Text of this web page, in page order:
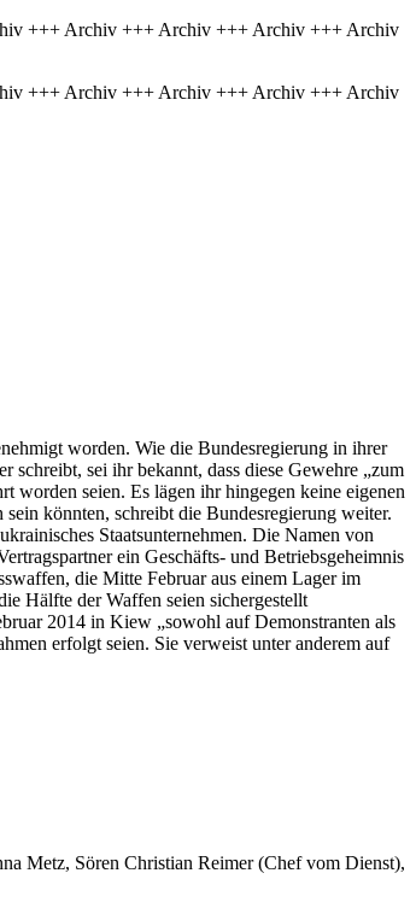
+++ Archiv +++ Archiv +++ Archiv +++ Archiv
+++ Archiv +++ Archiv +++ Archiv +++ Archiv
worden. Wie die Bundesregierung in ihrer
schreibt, sei ihr bekannt, dass diese Gewehre „zum
seien. Es lägen ihr hingegen keine eigenen
könnten, schreibt die Bundesregierung weiter.
Staatsunternehmen. Die Namen von
ein Geschäfts- und Betriebsgeheimnis
die Mitte Februar aus einem Lager im
Hälfte der Waffen seien sichergestellt
2014 in Kiew „sowohl auf Demonstranten als
erfolgt seien. Sie verweist unter anderem auf
Metz, Sören Christian Reimer (Chef vom Dienst),